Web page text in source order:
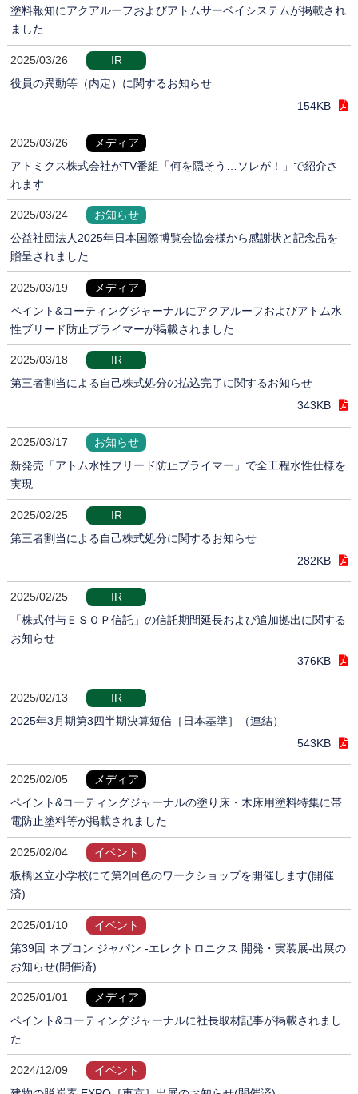
塗料報知にアクアルーフおよびアトムサーベイシステムが掲載され
ました
2025/03/26
IR
役員の異動等（内定）に関するお知らせ
154KB
2025/03/26
メディア
アトミクス株式会社がTV番組「何を隠そう…ソレが！」で紹介さ
れます
2025/03/24
お知らせ
公益社団法人2025年日本国際博覧会協会様から感謝状と記念品を
贈呈されました
2025/03/19
メディア
ペイント&コーティングジャーナルにアクアルーフおよびアトム水
性ブリード防止プライマーが掲載されました
2025/03/18
IR
第三者割当による自己株式処分の払込完了に関するお知らせ
343KB
2025/03/17
お知らせ
新発売「アトム水性ブリード防止プライマー」で全工程水性仕様を
実現
2025/02/25
IR
第三者割当による自己株式処分に関するお知らせ
282KB
2025/02/25
IR
「株式付与ＥＳＯＰ信託」の信託期間延長および追加拠出に関する
お知らせ
376KB
2025/02/13
IR
2025年3月期第3四半期決算短信［日本基準］（連結）
543KB
2025/02/05
メディア
ペイント&コーティングジャーナルの塗り床・木床用塗料特集に帯
電防止塗料等が掲載されました
2025/02/04
イベント
板橋区立小学校にて第2回色のワークショップを開催します(開催
済)
2025/01/10
イベント
第39回 ネプコン ジャパン -エレクトロニクス 開発・実装展-出展の
お知らせ(開催済)
2025/01/01
メディア
ペイント&コーティングジャーナルに社長取材記事が掲載されまし
た
2024/12/09
イベント